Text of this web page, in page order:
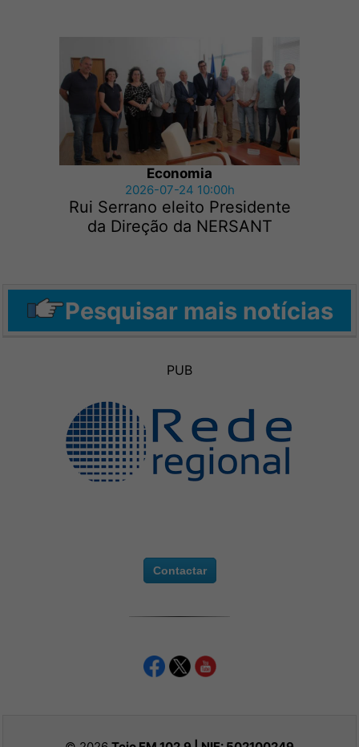
Economia
2026-07-24 10:00h
Rui Serrano eleito Presidente
da Direção da NERSANT
Pesquisar mais notícias
PUB
Contactar